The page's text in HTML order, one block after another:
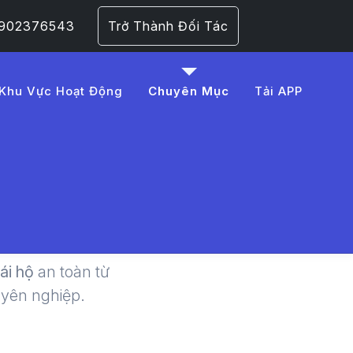
Trở Thành Đối Tác
Khu Vực Hoạt Động Chuyên Mục Tải APP
Lái
hộ an toàn từ
nghiệp.